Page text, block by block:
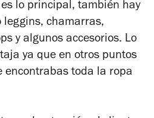
lo principal, también hay
leggins, chamarras,
y algunos accesorios. Lo
ya que en otros puntos
encontrabas toda la ropa